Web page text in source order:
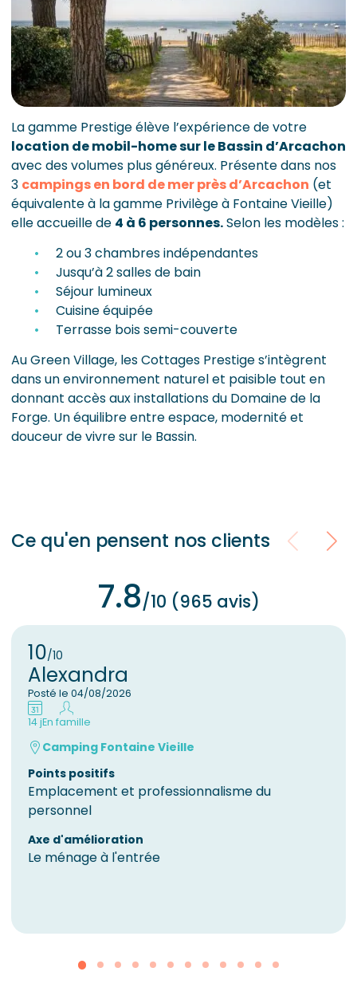
La gamme Prestige élève l’expérience de votre
location de mobil-home sur le Bassin d’Arcachon
avec des volumes plus généreux. Présente dans nos
3 campings en bord de mer près d’Arcachon (et
équivalente à la gamme Privilège à Fontaine Vieille)
elle accueille de 4 à 6 personnes.Selon les modèles :
2 ou 3 chambres indépendantes
Jusqu’à 2 salles de bain
Séjour lumineux
Cuisine équipée
Terrasse bois semi-couverte
Au Green Village, les Cottages Prestige s’intègrent
dans un environnement naturel et paisible tout en
donnant accès aux installations du Domaine de la
Forge. Un équilibre entre espace, modernité et
douceur de vivre sur le Bassin.
Ce qu'en pensent nos clients
7.8/10 (965 avis)
10/10
Alexandra
Posté le 04/08/2026
14 jEn famille
Camping Fontaine Vieille
Points positifs
Emplacement et professionnalisme du
personnel
Axe d'amélioration
Le ménage à l'entrée